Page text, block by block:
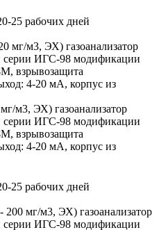
25 рабочих дней
м3, ЭХ) газоанализатор
серии ИГС-98 модификации
взрывозащита
4-20 мА, корпус из
25 рабочих дней